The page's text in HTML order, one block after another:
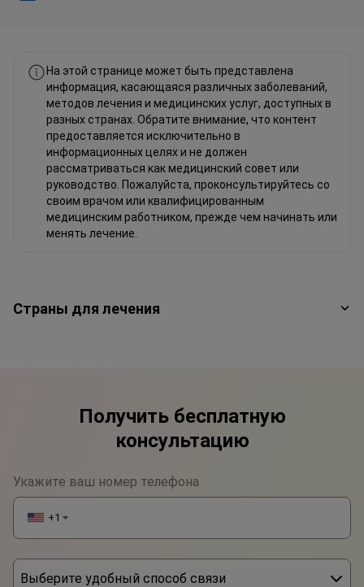
На этой странице может быть представлена
информация, касающаяся различных заболеваний,
методов лечения и медицинских услуг, доступных в
разных странах. Обратите внимание, что контент
предоставляется исключительно в
информационных целях и не должен
рассматриваться как медицинский совет или
руководство. Пожалуйста, проконсультируйтесь со
своим врачом или квалифицированным
медицинским работником, прежде чем начинать или
менять лечение.
Страны для лечения
Получить бесплатную
консультацию
Укажите ваш номер телефона
+1 ▼
Выберите удобный способ связи